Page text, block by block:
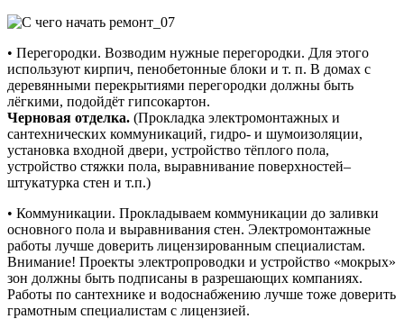
• Перегородки. Возводим нужные перегородки. Для этого
используют кирпич, пенобетонные блоки и т. п. В домах с
деревянными перекрытиями перегородки должны быть
лёгкими, подойдёт гипсокартон.
Черновая отделка. (Прокладка электромонтажных и
сантехнических коммуникаций, гидро- и шумоизоляции,
установка входной двери, устройство тёплого пола,
устройство стяжки пола, выравнивание поверхностей–
штукатурка стен и т.п.)
• Коммуникации. Прокладываем коммуникации до заливки
основного пола и выравнивания стен. Электромонтажные
работы лучше доверить лицензированным специалистам.
Внимание! Проекты электропроводки и устройство «мокрых»
зон должны быть подписаны в разрешающих компаниях.
Работы по сантехнике и водоснабжению лучше тоже доверить
грамотным специалистам с лицензией.